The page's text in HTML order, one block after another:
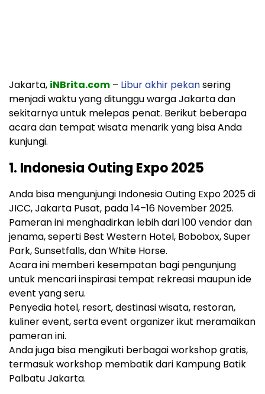
Jakarta, iNBrita.com – Libur akhir pekansering
menjadi waktu yang ditunggu warga Jakarta dan
sekitarnya untuk melepas penat. Berikut beberapa
acara dan tempat wisata menarik yang bisa Anda
kunjungi.
1. Indonesia Outing Expo 2025
Anda bisa mengunjungi Indonesia Outing Expo 2025 di
JICC, Jakarta Pusat, pada 14–16 November 2025.
Pameran ini menghadirkan lebih dari 100 vendor dan
jenama, seperti Best Western Hotel, Bobobox, Super
Park, Sunsetfalls, dan White Horse.
Acara ini memberi kesempatan bagi pengunjung
untuk mencari inspirasi tempat rekreasi maupun ide
event yang seru.
Penyedia hotel, resort, destinasi wisata, restoran,
kuliner event, serta event organizer ikut meramaikan
pameran ini.
Anda juga bisa mengikuti berbagai workshop gratis,
termasuk workshop membatik dari Kampung Batik
Palbatu Jakarta.